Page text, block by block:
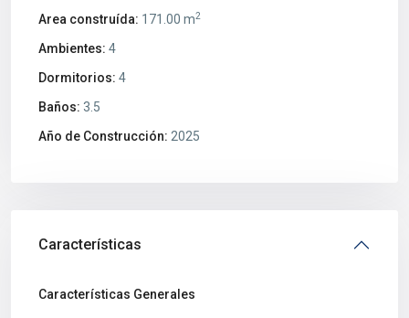
Area construída: 171.00 m2
Ambientes: 4
Dormitorios: 4
Baños: 3.5
Año de Construcción: 2025
Características
Características Generales